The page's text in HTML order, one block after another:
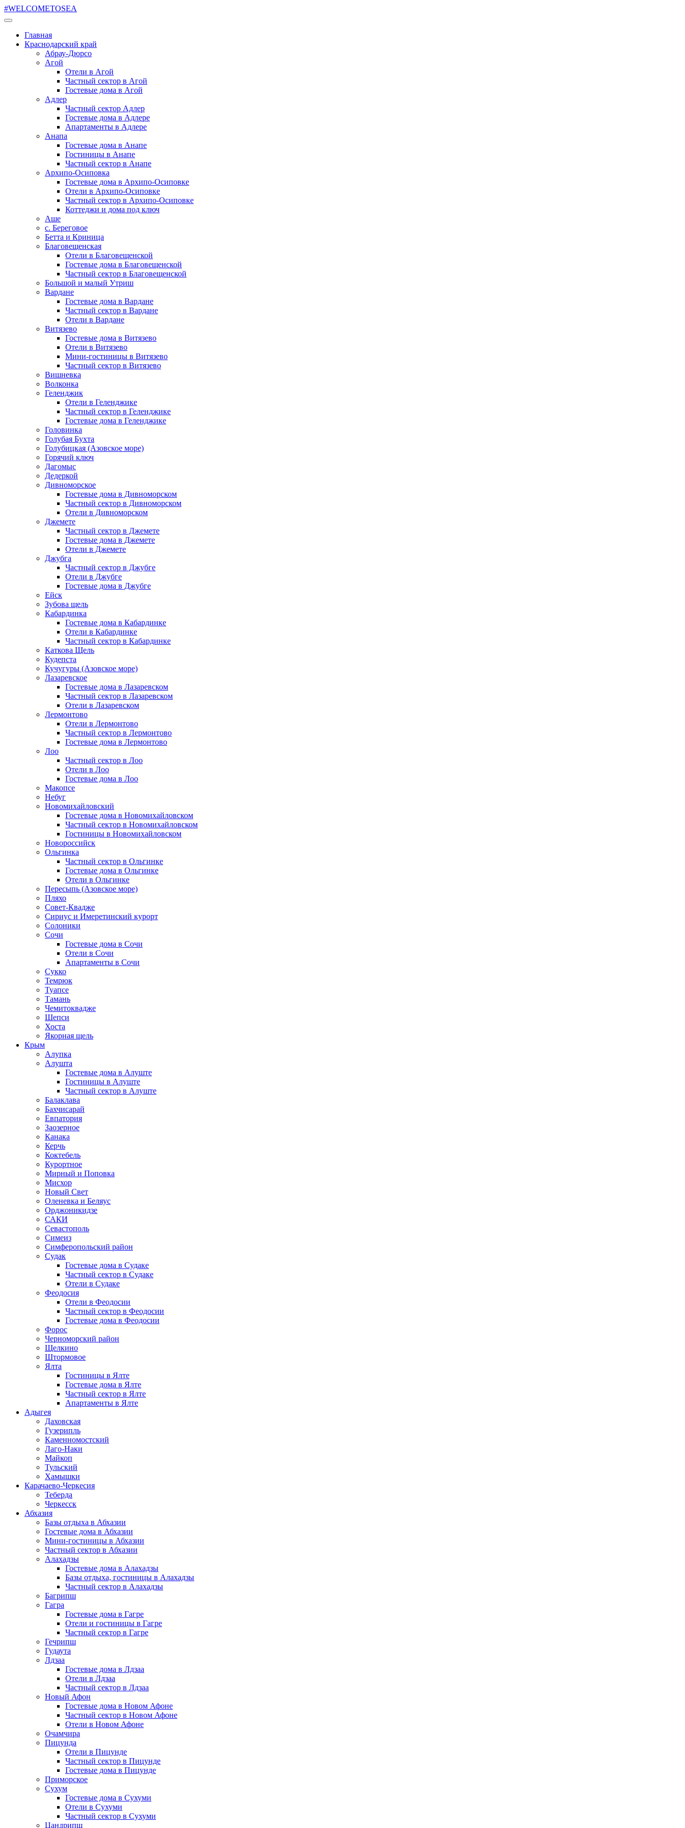
#WELCOMETOSEA
Главная
Краснодарский край
Абрау-Дюрсо
Агой
Отели в Агой
Частный сектор в Агой
Гостевые дома в Агой
Адлер
Частный сектор Адлер
Гостевые дома в Адлере
Апартаменты в Адлере
Анапа
Гостевые дома в Анапе
Гостиницы в Анапе
Частный сектор в Анапе
Архипо-Осиповка
Гостевые дома в Архипо-Осиповке
Отели в Архипо-Осиповке
Частный сектор в Архипо-Осиповке
Коттеджи и дома под ключ
Аше
с. Береговое
Бетта и Криница
Благовещенская
Отели в Благовещенской
Гостевые дома в Благовещенской
Частный сектор в Благовещенской
Большой и малый Утриш
Вардане
Гостевые дома в Вардане
Частный сектор в Вардане
Отели в Вардане
Витязево
Гостевые дома в Витязево
Отели в Витязево
Мини-гостиницы в Витязево
Частный сектор в Витязево
Вишневка
Волконка
Геленджик
Отели в Геленджике
Частный сектор в Геленджике
Гостевые дома в Геленджике
Головинка
Голубая Бухта
Голубицкая (Азовское море)
Горячий ключ
Дагомыс
Дедеркой
Дивноморское
Гостевые дома в Дивноморском
Частный сектор в Дивноморском
Отели в Дивноморском
Джемете
Частный сектор в Джемете
Гостевые дома в Джемете
Отели в Джемете
Джубга
Частный сектор в Джубге
Отели в Джубге
Гостевые дома в Джубге
Ейск
Зубова щель
Кабардинка
Гостевые дома в Кабардинке
Отели в Кабардинке
Частный сектор в Кабардинке
Каткова Щель
Кудепста
Кучугуры (Азовское море)
Лазаревское
Гостевые дома в Лазаревском
Частный сектор в Лазаревском
Отели в Лазаревском
Лермонтово
Отели в Лермонтово
Частный сектор в Лермонтово
Гостевые дома в Лермонтово
Лоо
Частный сектор в Лоо
Отели в Лоо
Гостевые дома в Лоо
Макопсе
Небуг
Новомихайловский
Гостевые дома в Новомихайловском
Частный сектор в Новомихайловском
Гостиницы в Новомихайловском
Новороссийск
Ольгинка
Частный сектор в Ольгинке
Гостевые дома в Ольгинке
Отели в Ольгинке
Пересыпь (Азовское море)
Пляхо
Совет-Квадже
Сириус и Имеретинский курорт
Солоники
Сочи
Гостевые дома в Сочи
Отели в Сочи
Апартаменты в Сочи
Сукко
Темрюк
Туапсе
Тамань
Чемитоквадже
Шепси
Хоста
Якорная щель
Крым
Алупка
Алушта
Гостевые дома в Алуште
Гостиницы в Алуште
Частный сектор в Алуште
Балаклава
Бахчисарай
Евпатория
Заозерное
Канака
Керчь
Коктебель
Курортное
Мирный и Поповка
Мисхор
Новый Свет
Оленевка и Беляус
Орджоникидзе
САКИ
Севастополь
Симеиз
Симферопольский район
Судак
Гостевые дома в Судаке
Частный сектор в Судаке
Отели в Судаке
Феодосия
Отели в Феодосии
Частный сектор в Феодосии
Гостевые дома в Феодосии
Форос
Черноморский район
Щелкино
Штормовое
Ялта
Гостиницы в Ялте
Гостевые дома в Ялте
Частный сектор в Ялте
Апартаменты в Ялте
Адыгея
Даховская
Гузерипль
Каменномостский
Лаго-Наки
Майкоп
Тульский
Хамышки
Карачаево-Черкесия
Теберда
Черкесск
Абхазия
Базы отдыха в Абхазии
Гостевые дома в Абхазии
Мини-гостиницы в Абхазии
Частный сектор в Абхазии
Алахадзы
Гостевые дома в Алахадзы
Базы отдыха, гостиницы в Алахадзы
Частный сектор в Алахадзы
Багрипш
Гагра
Гостевые дома в Гагре
Отели и гостиницы в Гагре
Частный сектор в Гагре
Гечрипш
Гудаута
Лдзаа
Гостевые дома в Лдзаа
Отели в Лдзаа
Частный сектор в Лдзаа
Новый Афон
Гостевые дома в Новом Афоне
Частный сектор в Новом Афоне
Отели в Новом Афоне
Очамчира
Пицунда
Отели в Пицунде
Частный сектор в Пицунде
Гостевые дома в Пицунде
Приморское
Сухум
Гостевые дома в Сухуми
Отели в Сухуми
Частный сектор в Сухуми
Цандрипш